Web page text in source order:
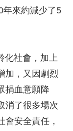
年來約減少了5
社會，加上
加，又因劇烈
捐血意願降
消了很多場次
安全責任，